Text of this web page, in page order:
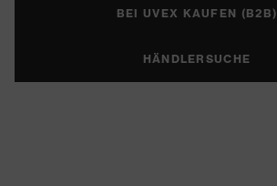
BEI UVEX KAUFEN (B2B)
HÄNDLERSUCHE